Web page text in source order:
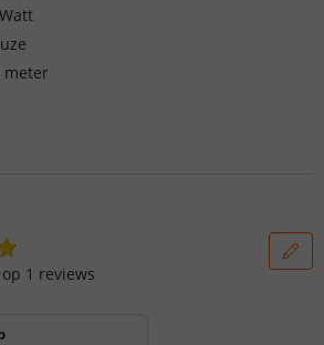
meter
1 reviews